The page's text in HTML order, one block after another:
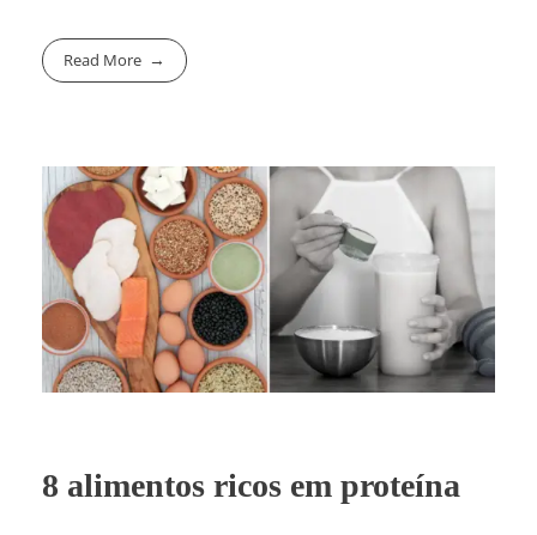
Read More
8 alimentos ricos em proteína